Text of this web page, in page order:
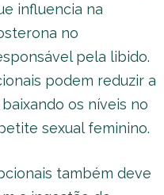
influencia na
no
pela libido.
podem reduzir a
os níveis no
sexual feminino.
também deve